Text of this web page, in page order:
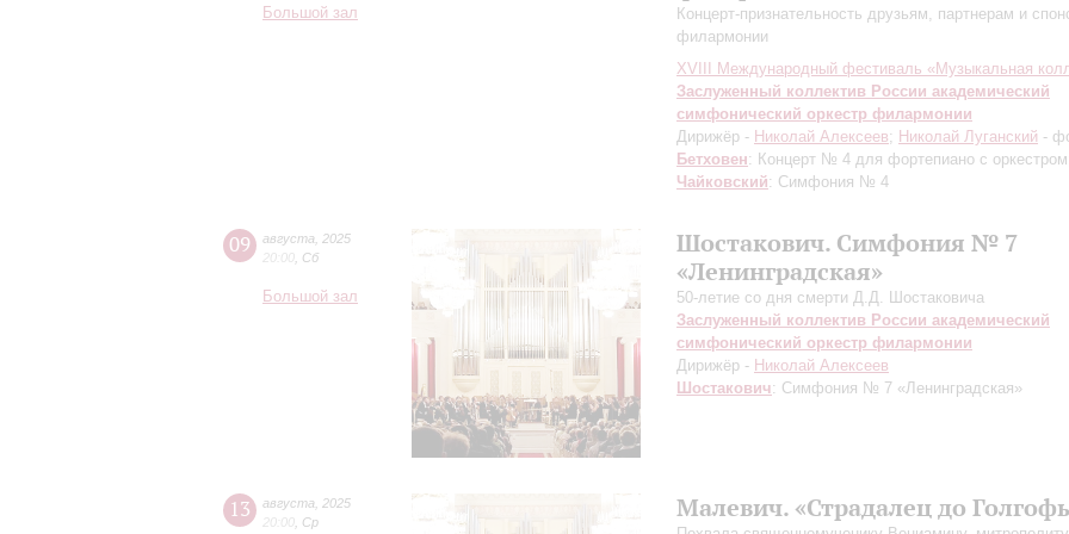
Большой зал
Концерт-признательность друзьям, партнерам и
филармонии
XVIII Международный фестиваль «Музыкальная
Заслуженный коллектив России академический
симфонический оркестр филармонии
Дирижёр - Николай Алексеев; Николай Луганский -
Бетховен: Концерт № 4 для фортепиано с оркестром;
Чайковский: Симфония № 4
09 августа
2025
20:00 Сб
Большой зал
Шостакович. Симфония № 7
«Ленинградская»
50-летие со дня смерти Д.Д. Шостаковича
Заслуженный коллектив России академический
симфонический оркестр филармонии
Дирижёр - Николай Алексеев
Шостакович: Симфония № 7 «Ленинградская»
13 августа
2025
20:00 Ср Малевич. «Страдалец до